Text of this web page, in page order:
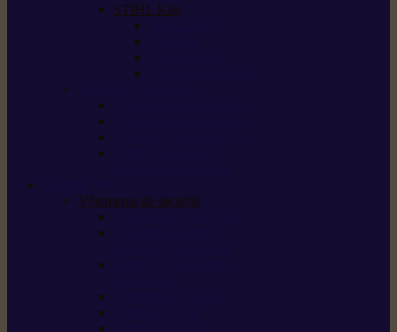
STIHL Kits
Vêtements de sécurité